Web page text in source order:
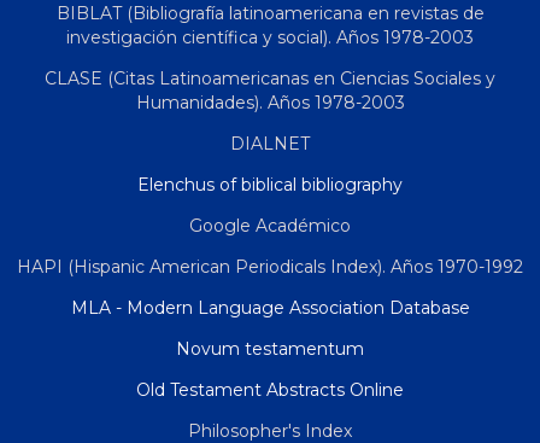
BIBLAT (Bibliografía latinoamericana en revistas de
investigación científica y social). Años 1978-2003
CLASE (Citas Latinoamericanas en Ciencias Sociales y
Humanidades). Años 1978-2003
DIALNET
Elenchus of biblical bibliography
Google Académico
HAPI (Hispanic American Periodicals Index). Años 1970-1992
MLA - Modern Language Association Database
Novum testamentum
Old Testament Abstracts Online
Philosopher's Index